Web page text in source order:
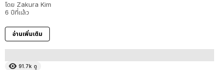
โดย Zakura Kim
6 ปีที่แล้ว
อ่านเพิ่มเติม
91.7k ดู